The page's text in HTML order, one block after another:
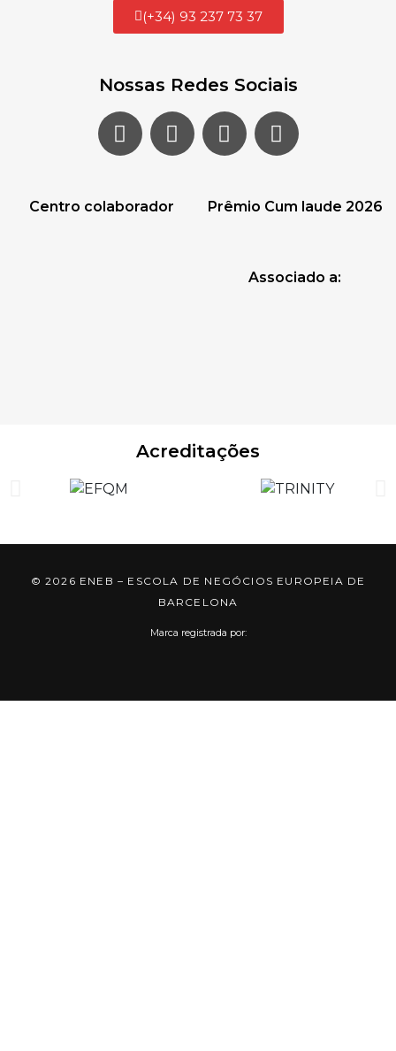
(+34) 93 237 73 37
Nossas Redes Sociais
Centro colaborador Prêmio Cum laude 2026
Associado a:
Acreditações
© 2026 ENEB – ESCOLA DE NEGÓCIOS EUROPEIA DE
BARCELONA
Marca registrada por: